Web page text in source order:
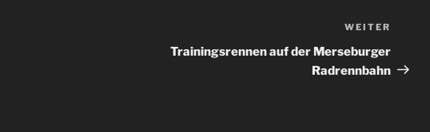
Beitrag
WEITER
Trainingsrennen auf der Merseburger
Radrennbahn